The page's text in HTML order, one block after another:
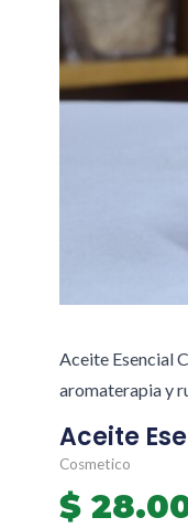
Aceite Esencial
aromaterapia y
Aceite
Cosmetico
$